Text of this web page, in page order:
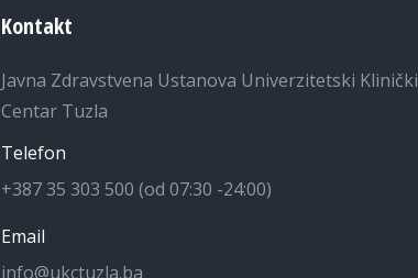
Kontakt
Javna Zdravstvena Ustanova Univerzitetski Klinički
Centar Tuzla
Telefon
+387 35 303 500 (od 07:30 -24:00)
Email
info@ukctuzla.ba